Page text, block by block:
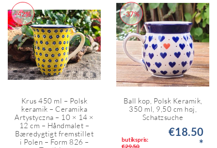
-42%
Krus 450 ml – Polsk
keramik – Ceramika
Artystyczna – 10 × 14 ×
12 cm – Håndmalet –
Bæredygtigt fremstillet
i Polen – Form 826 –
-37%
Ball kop, Polsk Keramik,
350 ml, 9,50 cm høj,
Schatzsuche
butikspris:
€29.50
€18.50
*